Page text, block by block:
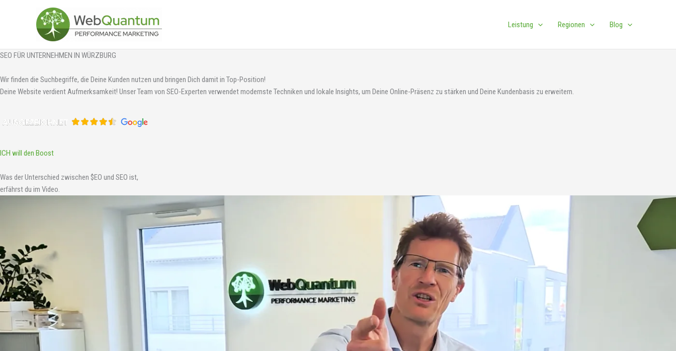
Leistung Regionen Blog
SEO FÜR UNTERNEHMEN IN WÜRZBURG
Wir finden die Suchbegriffe, die Deine Kunden nutzen und bringen Dich damit in Top-Position!
Deine Website verdient Aufmerksamkeit! Unser Team von SEO-Experten verwendet modernste Techniken und lokale Insights, um Deine Online-Präsenz zu stärken und Deine Kundenbasis zu erweitern.
ICH will den Boost
Was der Unterschied zwischen $EO und SEO ist,
erfährst du im Video.